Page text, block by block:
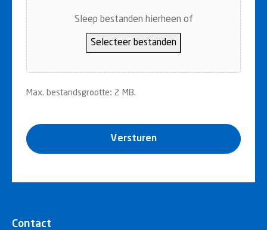
Sleep bestanden hierheen of
Selecteer bestanden
Max. bestandsgrootte: 2 MB.
Versturen
Contact